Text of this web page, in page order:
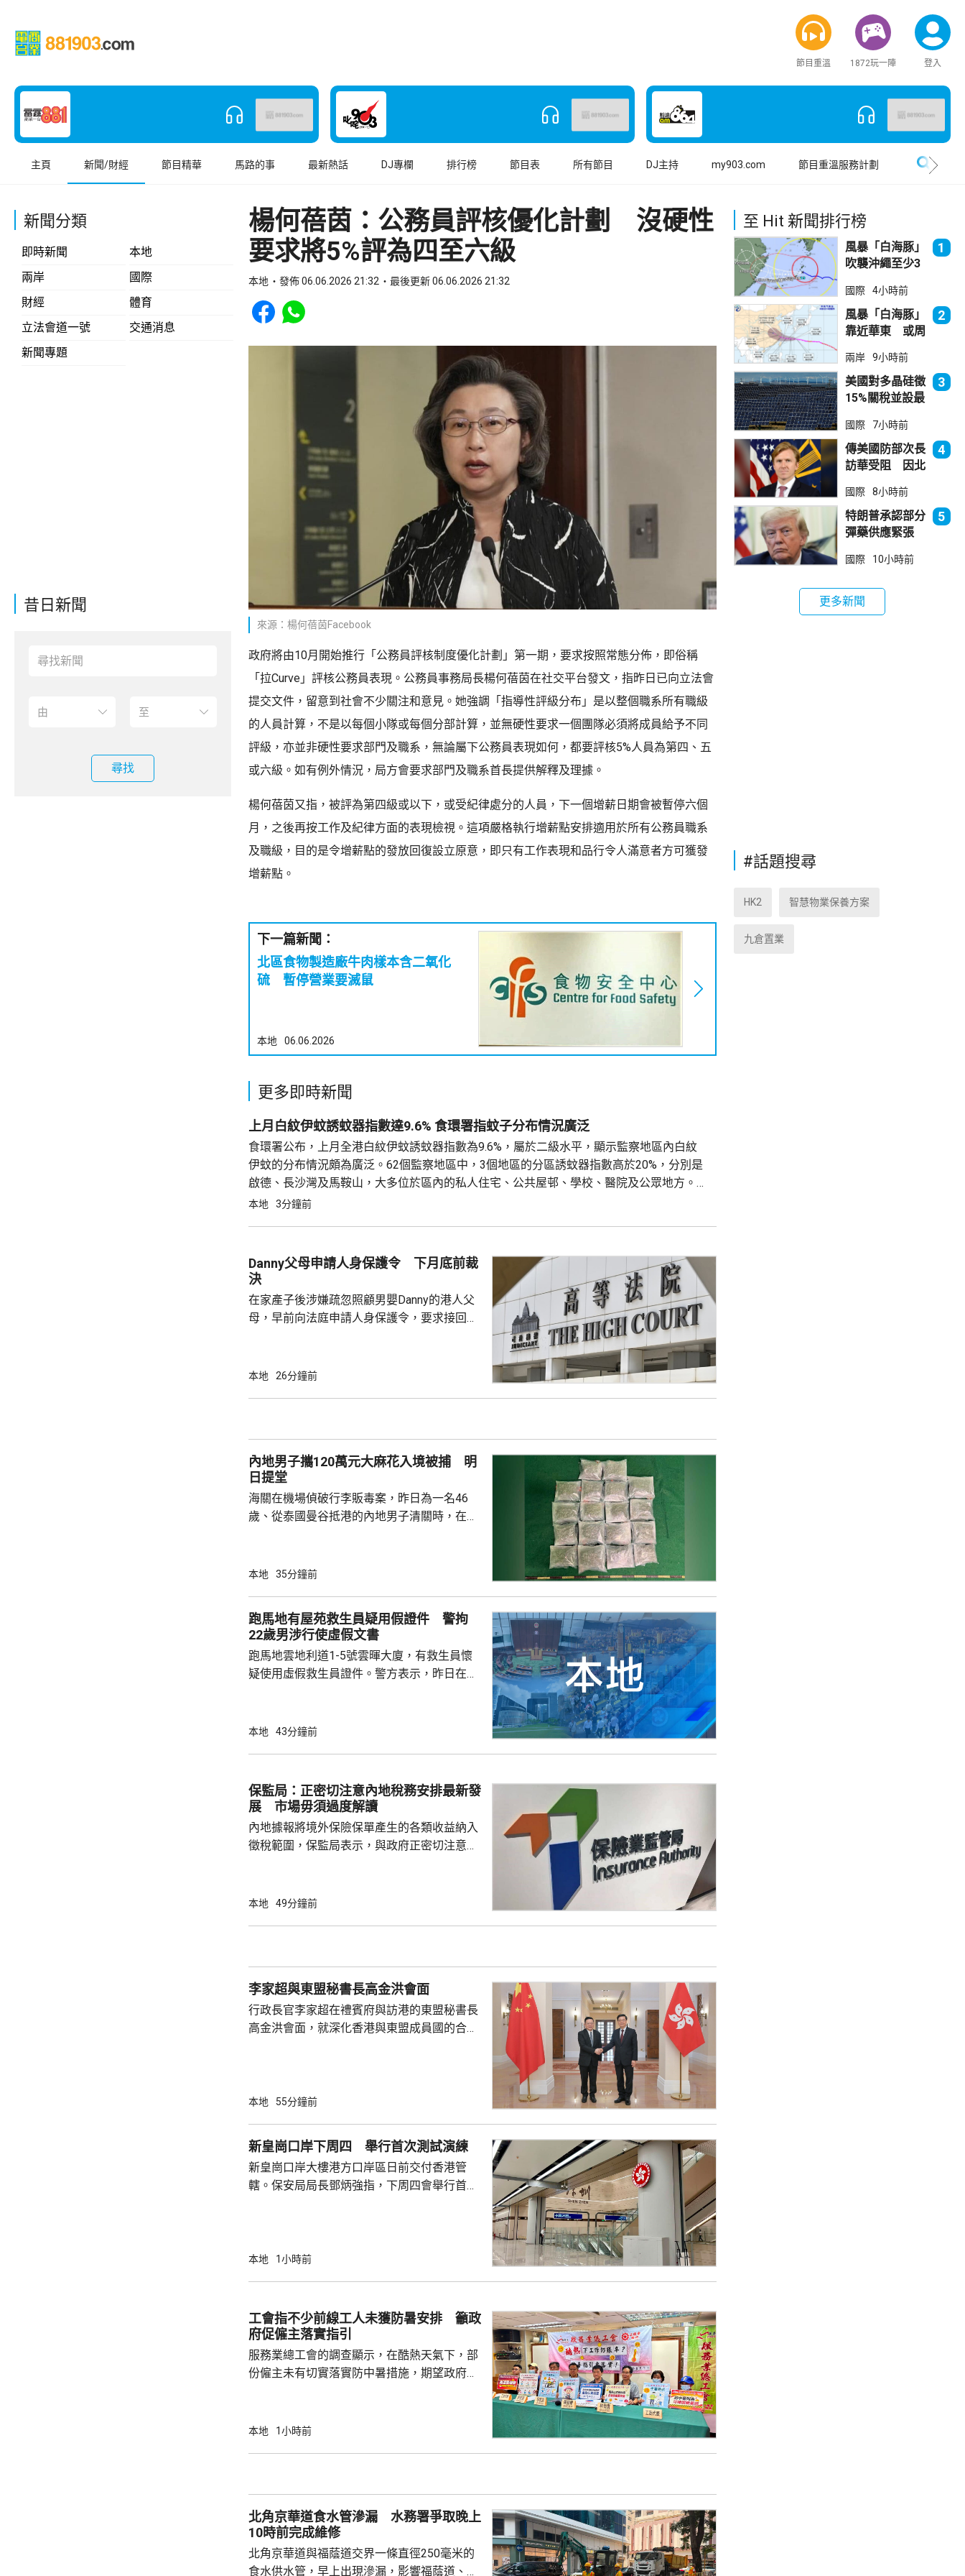
節目重溫 1872玩一陣 登入
主頁 新聞/財經 節目精華 馬路的事 最新熱話 DJ專欄 排行榜 節目表 所有節目 DJ主持 my903.com 節目重溫服務計劃
新聞分類
即時新聞
本地
兩岸
國際
財經
體育
立法會道一號
交通消息
新聞專題
昔日新聞
尋找
楊何蓓茵：公務員評核優化計劃 沒硬性
要求將5%評為四至六級
本地 發佈 06.06.2026 21:32 最後更新 06.06.2026 21:32
Share to Facebook
Share to WhatsApp
來源：楊何蓓茵Facebook
政府將由10月開始推行「公務員評核制度優化計劃」第一期，要求按照常態分佈，即俗稱
「拉Curve」評核公務員表現。公務員事務局長楊何蓓茵在社交平台發文，指昨日已向立法會
提交文件，留意到社會不少關注和意見。她強調「指導性評級分布」是以整個職系所有職級
的人員計算，不是以每個小隊或每個分部計算，並無硬性要求一個團隊必須將成員給予不同
評級，亦並非硬性要求部門及職系，無論屬下公務員表現如何，都要評核5%人員為第四、五
或六級。如有例外情況，局方會要求部門及職系首長提供解釋及理據。
楊何蓓茵又指，被評為第四級或以下，或受紀律處分的人員，下一個增薪日期會被暫停六個
月，之後再按工作及紀律方面的表現檢視。這項嚴格執行增薪點安排適用於所有公務員職系
及職級，目的是令增薪點的發放回復設立原意，即只有工作表現和品行令人滿意者方可獲發
增薪點。
下一篇新聞：
北區食物製造廠牛肉樣本含二氧化
硫 暫停營業要滅鼠
本地 06.06.2026
更多即時新聞
上月白紋伊蚊誘蚊器指數達9.6% 食環署指蚊子分布情況廣泛
食環署公布，上月全港白紋伊蚊誘蚊器指數為9.6%，屬於二級水平，顯示監察地區內白紋
伊蚊的分布情況頗為廣泛。62個監察地區中，3個地區的分區誘蚊器指數高於20%，分別是
啟德、長沙灣及馬鞍山，大多位於區內的私人住宅、公共屋邨、學校、醫院及公眾地方。
食環署指，在5至9月期間，炎熱多雨天氣有利蚊子迅速繁殖。署方已聯同相關部門，在有
本地 3分鐘前
Danny父母申請人身保護令 下月底前裁
決
在家產子後涉嫌疏忽照顧男嬰Danny的港人父
母，早前向法庭申請人身保護令，要求接回被
的父母聆訊後在庭外表示，社署認為他們在家
署限制探訪的做法是違反《兒童權利公約》及
《公民和政治權利國際公約...
本地 26分鐘前
內地男子攜120萬元大麻花入境被捕 明
日提堂
海關在機場偵破行李販毒案，昨日為一名46
歲、從泰國曼谷抵港的內地男子清關時，在他
一項販運危險藥物罪，明日在九龍城裁判法院
本地 35分鐘前
跑馬地有屋苑救生員疑用假證件 警拘
22歲男涉行使虛假文書
跑馬地雲地利道1-5號雲暉大廈，有救生員懷
疑使用虛假救生員證件。警方表示，昨日在屋
釋，下月上旬向警方報到。 食環署昨日指示有
本地 43分鐘前
保監局：正密切注意內地稅務安排最新發
展 市場毋須過度解讀
內地據報將境外保險保單產生的各類收益納入
徵稅範圍，保監局表示，與政府正密切注意內
境外投資收益必須依法申報及繳稅的要求一直
承等專業服務，相信對內地客戶有一定吸引
力。 香港保險業聯會表示，截至目前為...
本地 49分鐘前
李家超與東盟秘書長高金洪會面
行政長官李家超在禮賓府與訪港的東盟秘書長
高金洪會面，就深化香港與東盟成員國的合作
表示，特區政府正全速制定香港第一個五年規
金融、物流和創新科技等領域的交流合作。他
指，香港在「一國兩制」下擁有背靠祖國、聯
通世界的獨特優勢，會積極擔當「超級聯...
本地 55分鐘前
新皇崗口岸下周四 舉行首次測試演練
新皇崗口岸大樓港方口岸區日前交付香港管
轄。保安局局長鄧炳強指，下周四會舉行首次
指，皇崗口岸以往最高峰期間是1小時內有
多，若能應付人流，相信日後運作會相對暢
順。
本地 1小時前
工會指不少前線工人未獲防暑安排 籲政
府促僱主落實指引
服務業總工會的調查顯示，在酷熱天氣下，部
份僱主未有切實落實防中暑措施，期望政府加
作逾4小時，僱主沒有安排額外休息時間，亦
指引》，而且工作暑熱警告等指引對僱主的法
律約束力不足，部份僱主的防中暑措施...
本地 1小時前
北角京華道食水管滲漏 水務署爭取晚上
10時前完成維修
北角京華道與福蔭道交界一條直徑250毫米的
食水供水管，早上出現滲漏，影響福蔭道、京
至 Hit 新聞排行榜
風暴「白海豚」
吹襲沖繩至少3
取消
1
國際 4小時前
風暴「白海豚」
靠近華東 或周
2
兩岸 9小時前
美國對多晶硅徵
15%關稅並設最
克：中國無法再
傾銷
3
國際 7小時前
傳美國防部次長
訪華受阻 因北
售
4
國際 8小時前
特朗普承認部分
彈藥供應緊張
成
5
國際 10小時前
更多新聞
#話題搜尋
HK2 智慧物業保養方案
九倉置業